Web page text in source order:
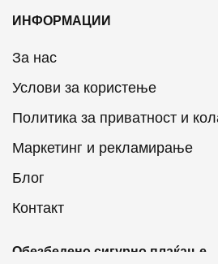
ИНФОРМАЦИИ
За нас
Услови за користење
Политика за приватност и
Маркетинг и рекламирање
Блог
Контакт
Обезбедено сигурно плаќање